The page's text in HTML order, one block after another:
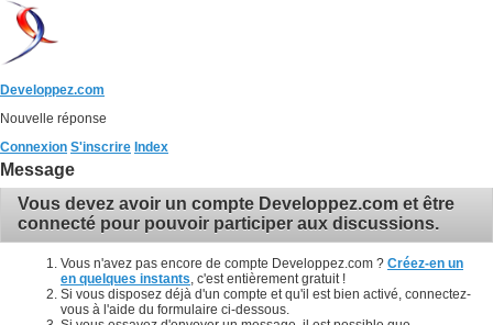
Developpez.com
Nouvelle réponse
Connexion S'inscrire Index
Message
Vous devez avoir un compte Developpez.com et être
connecté pour pouvoir participer aux discussions.
Vous n'avez pas encore de compte Developpez.com ? Créez-en un
en quelques instants , c'est entièrement gratuit !
Si vous disposez déjà d'un compte et qu'il est bien activé, connectez-
vous à l'aide du formulaire ci-dessous.